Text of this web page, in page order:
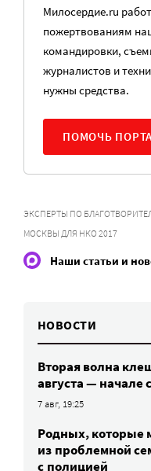
Милосердие.ru
пожертвованиям
командировки,
журналистов и
нужны средства.
ПОМОЧЬ
ЭКСПЕРТЫ ПО
МОСКВЫ ДЛЯ НКО 2017
Наши статьи и
НОВОСТИ
Вторая волна
августа — начале
7 авг, 19:25
Родных, которые
из проблемной
с полицией